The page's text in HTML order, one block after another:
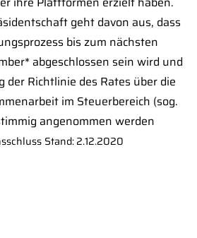
geht davon aus, dass
bis zum nächsten
abgeschlossen sein wird und
der Richtlinie des Rates über die
im Steuerbereich (sog.
angenommen werden
Stand: 2.12.2020